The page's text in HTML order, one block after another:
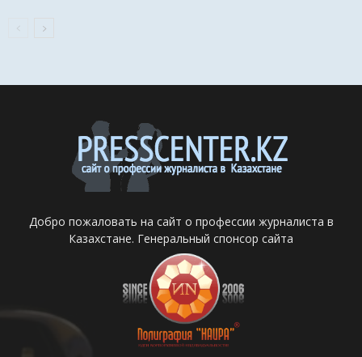
Добро пожаловать на сайт о профессии журналиста в
Казахстане. Генеральный спонсор сайта